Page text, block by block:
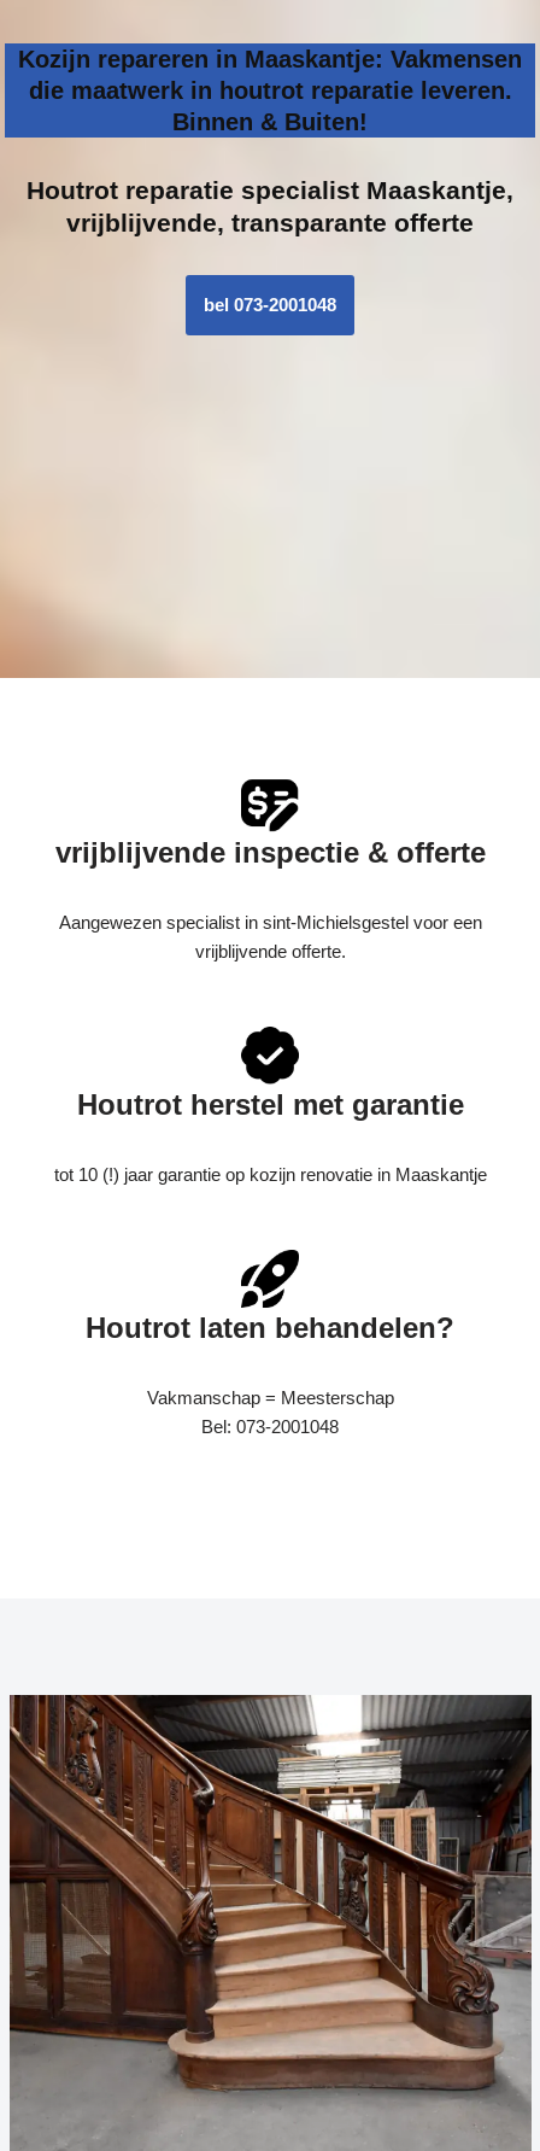
Kozijn repareren in Maaskantje: Vakmensen
die maatwerk in houtrot reparatie leveren.
Binnen & Buiten!
Houtrot reparatie specialist Maaskantje,
vrijblijvende, transparante offerte
bel 073-2001048
vrijblijvende inspectie & offerte
Aangewezen specialist in sint-Michielsgestel voor een
vrijblijvende offerte.
Houtrot herstel met garantie
tot 10 (!) jaar garantie op kozijn renovatie in Maaskantje
Houtrot laten behandelen?
Vakmanschap = Meesterschap
Bel: 073-2001048